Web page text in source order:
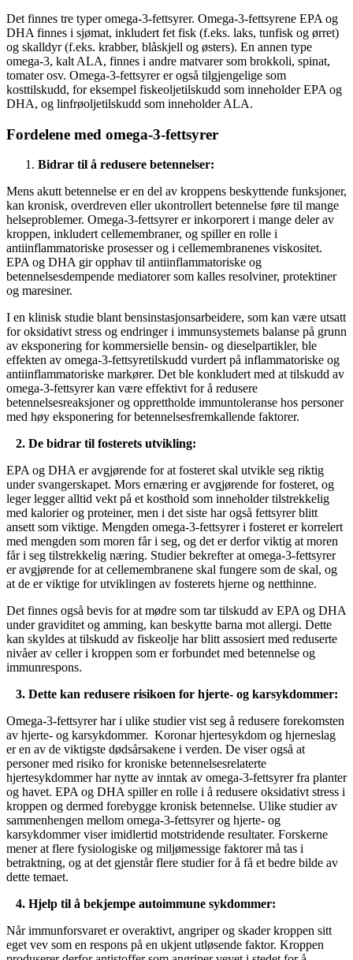
Det finnes tre typer omega-3-fettsyrer. Omega-3-fettsyrene EPA og
DHA finnes i sjømat, inkludert fet fisk (f.eks. laks, tunfisk og ørret)
og skalldyr (f.eks. krabber, blåskjell og østers). En annen type
omega-3, kalt ALA, finnes i andre matvarer som brokkoli, spinat,
tomater osv. Omega-3-fettsyrer er også tilgjengelige som
kosttilskudd, for eksempel fiskeoljetilskudd som inneholder EPA og
DHA, og linfrøoljetilskudd som inneholder ALA.
Fordelene med omega-3-fettsyrer
Bidrar til å redusere betennelser:
Mens akutt betennelse er en del av kroppens beskyttende funksjoner,
kan kronisk, overdreven eller ukontrollert betennelse føre til mange
helseproblemer. Omega-3-fettsyrer er inkorporert i mange deler av
kroppen, inkludert cellemembraner, og spiller en rolle i
antiinflammatoriske prosesser og i cellemembranenes viskositet.
EPA og DHA gir opphav til antiinflammatoriske og
betennelsesdempende mediatorer som kalles resolviner, protektiner
og maresiner.
I en klinisk studie blant bensinstasjonsarbeidere, som kan være utsatt
for oksidativt stress og endringer i immunsystemets balanse på grunn
av eksponering for kommersielle bensin- og dieselpartikler, ble
effekten av omega-3-fettsyretilskudd vurdert på inflammatoriske og
antiinflammatoriske markører. Det ble konkludert med at tilskudd av
omega-3-fettsyrer kan være effektivt for å redusere
betennelsesreaksjoner og opprettholde immuntoleranse hos personer
med høy eksponering for betennelsesfremkallende faktorer.
2. De bidrar til fosterets utvikling:
EPA og DHA er avgjørende for at fosteret skal utvikle seg riktig
under svangerskapet. Mors ernæring er avgjørende for fosteret, og
leger legger alltid vekt på et kosthold som inneholder tilstrekkelig
med kalorier og proteiner, men i det siste har også fettsyrer blitt
ansett som viktige. Mengden omega-3-fettsyrer i fosteret er korrelert
med mengden som moren får i seg, og det er derfor viktig at moren
får i seg tilstrekkelig næring. Studier bekrefter at omega-3-fettsyrer
er avgjørende for at cellemembranene skal fungere som de skal, og
at de er viktige for utviklingen av fosterets hjerne og netthinne.
Det finnes også bevis for at mødre som tar tilskudd av EPA og DHA
under graviditet og amming, kan beskytte barna mot allergi. Dette
kan skyldes at tilskudd av fiskeolje har blitt assosiert med reduserte
nivåer av celler i kroppen som er forbundet med betennelse og
immunrespons.
3. Dette kan redusere risikoen for hjerte- og karsykdommer:
Omega-3-fettsyrer har i ulike studier vist seg å redusere forekomsten
av hjerte- og karsykdommer. Koronar hjertesykdom og hjerneslag
er en av de viktigste dødsårsakene i verden. De viser også at
personer med risiko for kroniske betennelsesrelaterte
hjertesykdommer har nytte av inntak av omega-3-fettsyrer fra planter
og havet. EPA og DHA spiller en rolle i å redusere oksidativt stress i
kroppen og dermed forebygge kronisk betennelse. Ulike studier av
sammenhengen mellom omega-3-fettsyrer og hjerte- og
karsykdommer viser imidlertid motstridende resultater. Forskerne
mener at flere fysiologiske og miljømessige faktorer må tas i
betraktning, og at det gjenstår flere studier for å få et bedre bilde av
dette temaet.
4. Hjelp til å bekjempe autoimmune sykdommer:
Når immunforsvaret er overaktivt, angriper og skader kroppen sitt
eget vev som en respons på en ukjent utløsende faktor. Kroppen